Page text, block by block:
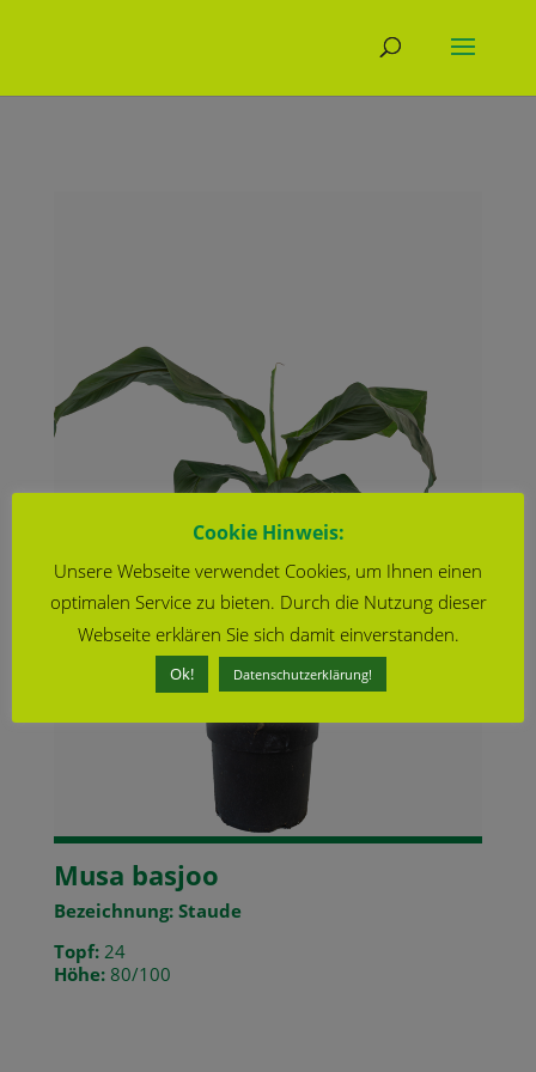
Musa basjoo
Bezeichnung: Staude
Topf:24
Höhe:80/100
Cookie Hinweis:
Unsere Webseite verwendet Cookies, um Ihnen einen
optimalen Service zu bieten. Durch die Nutzung dieser
Webseite erklären Sie sich damit einverstanden.
Ok! Datenschutzerklärung!